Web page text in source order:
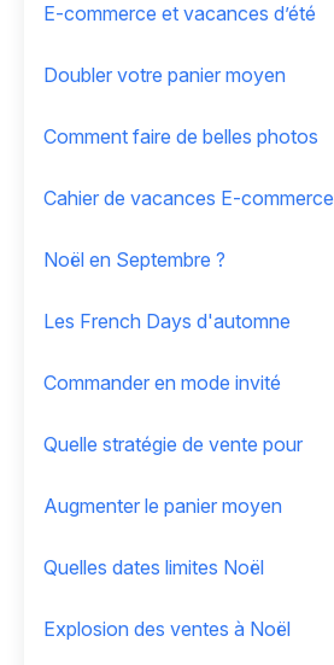
E-commerce et vacances d’été
Doubler votre panier moyen
Comment faire de belles photos
Cahier de vacances E-commerce
Noël en Septembre ?
Les French Days d'automne
Commander en mode invité
Quelle stratégie de vente pour
Augmenter le panier moyen
Quelles dates limites Noël
Explosion des ventes à Noël